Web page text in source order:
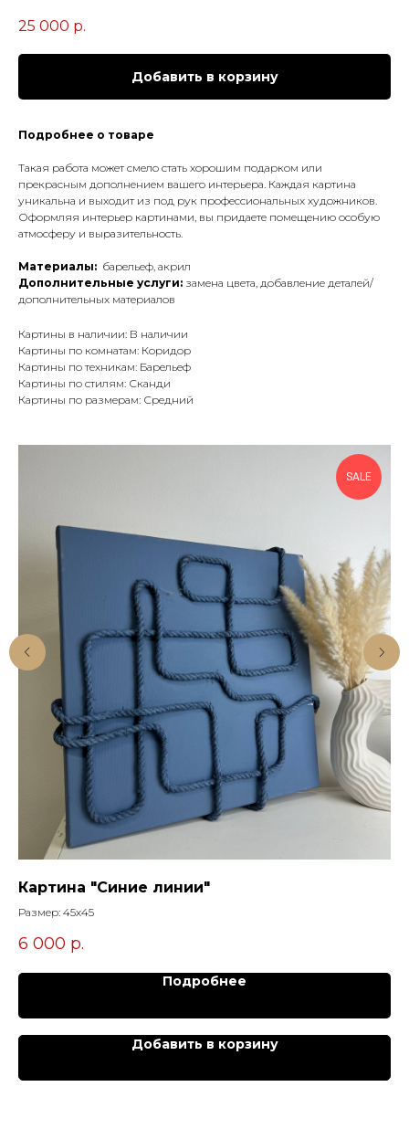
25 000 р.
Добавить в корзину
Подробнее о товаре
Такая работа может смело стать хорошим подарком или
прекрасным дополнением вашего интерьера. Каждая картина
уникальна и выходит из под рук профессиональных художников.
Оформляя интерьер картинами, вы придаете помещению особую
атмосферу и выразительность.
Материалы: барельеф, акрил
Дополнительные услуги: замена цвета, добавление деталей/
дополнительных материалов
Картины в наличии: В наличии
Картины по комнатам: Коридор
Картины по техникам: Барельеф
Картины по стилям: Сканди
Картины по размерам: Средний
SALE
Картина "Синие линии"
Размер: 45х45
6 000 р.
Подробнее
Добавить в корзину